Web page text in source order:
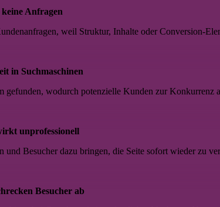
Anfragen
weil Struktur, Inhalte oder Conversion-
in Suchmaschinen
gefunden, wodurch potenzielle Kunden zur Konkurrenz
unprofessionell
und Besucher dazu bringen, die Seite sofort wieder zu
Besucher ab